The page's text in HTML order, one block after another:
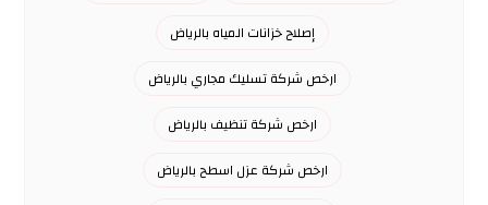
إصلاح خزانات المياه بالرياض
ارخص شركة تسليك مجاري بالرياض
ارخص شركة تنظيف بالرياض
ارخص شركة عزل اسطح بالرياض